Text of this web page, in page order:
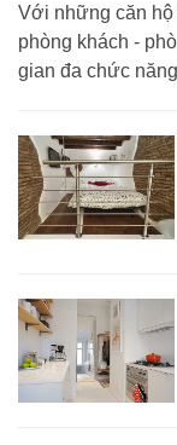
Với những căn hộ
phòng khách -
gian đa chức